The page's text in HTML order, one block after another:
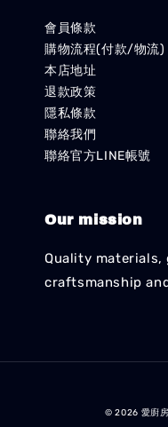
會員條款
購物流程(付款/物流)
本店地址
退款政策
隱私條款
聯絡我們
聯絡官方LINE帳號
Our mission
Quality materials,
craftsmanship
© 2026 愛廚